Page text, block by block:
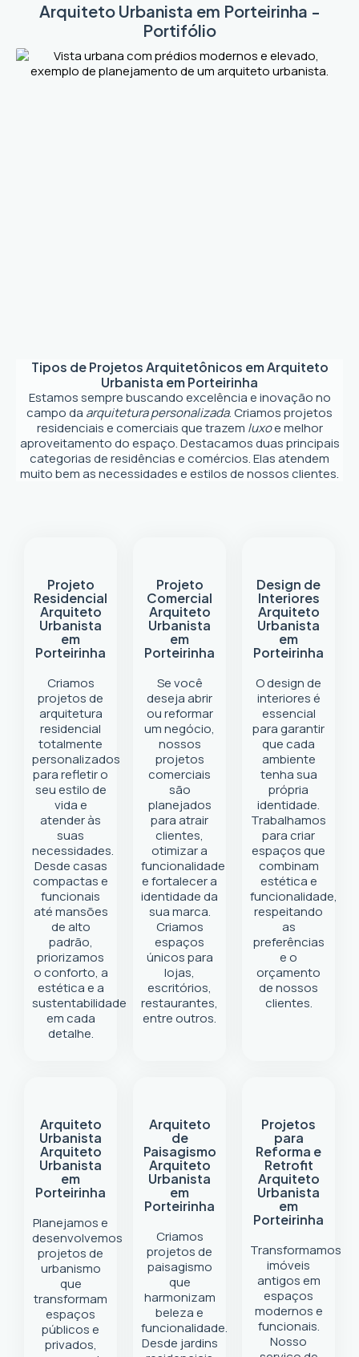
Arquiteto Urbanista em Porteirinha -
Portifólio
Tipos de Projetos Arquitetônicos emArquiteto
Urbanista em Porteirinha
Estamos sempre buscando excelência e inovação no
campo da arquitetura personalizada. Criamos projetos
residenciais e comerciais que trazem luxoe melhor
aproveitamento do espaço. Destacamos duas principais
categorias de residências e comércios. Elas atendem
muito bem as necessidades e estilos de nossos clientes.
Projeto
Residencial
Arquiteto
Urbanista
em
Porteirinha
Criamos
projetos de
arquitetura
residencial
totalmente
personalizados
para refletir o
seu estilo de
vida e
atender às
suas
necessidades.
Desde casas
compactas e
funcionais
até mansões
de alto
padrão,
priorizamos
o conforto, a
estética e a
sustentabilidade
em cada
detalhe.
Projeto
Comercial
Arquiteto
Urbanista
em
Porteirinha
Se você
deseja abrir
ou reformar
um negócio,
nossos
projetos
comerciais
são
planejados
para atrair
clientes,
otimizar a
funcionalidade
e fortalecer a
identidade da
sua marca.
Criamos
espaços
únicos para
lojas,
escritórios,
restaurantes,
entre outros.
Design de
Interiores
Arquiteto
Urbanista
em
Porteirinha
O design de
interiores é
essencial
para garantir
que cada
ambiente
tenha sua
própria
identidade.
Trabalhamos
para criar
espaços que
combinam
estética e
funcionalidade,
respeitando
as
preferências
e o
orçamento
de nossos
clientes.
Arquiteto
Urbanista
Arquiteto
Urbanista
em
Porteirinha
Planejamos e
desenvolvemos
projetos de
urbanismo
que
transformam
espaços
públicos e
privados,
Arquiteto
de
Paisagismo
Arquiteto
Urbanista
em
Porteirinha
Criamos
projetos de
paisagismo
que
harmonizam
beleza e
funcionalidade.
Desde jardins
Projetos
para
Reforma e
Retrofit
Arquiteto
Urbanista
em
Porteirinha
Transformamos
imóveis
antigos em
espaços
modernos e
funcionais.
Nosso